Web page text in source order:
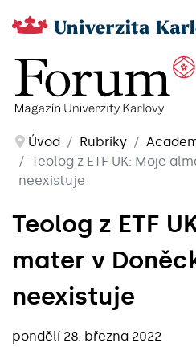
Úvod Rubriky
Teolog z ETF UK: Moje
neexistuje
Teolog z ETF
mater v
neexistuje
pondělí 28. března 2022